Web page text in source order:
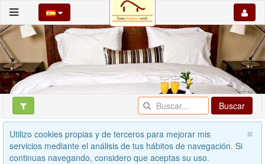
Buscar
Utilizo cookies propias y de terceros para mejorar mis
servicios mediante el análisis de tus hábitos de navegación. Si
continuas navegando, considero que aceptas su uso.